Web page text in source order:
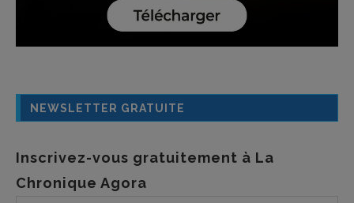
NEWSLETTER GRATUITE
Inscrivez-vous gratuitement à La
Chronique Agora